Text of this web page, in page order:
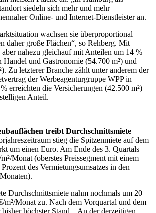
siedeln sich mehr und mehr
Online- und Internet-Dienstleister an.
wachsen sie überproportional
daher große Flächen“, so Rehberg. Mit
nahezu gleichauf mit Anteilen um 14 %
und Gastronomie (54.700 m²) und
Zu letzterer Branche zählt unter anderem der
der Werbeagenturgruppe WPP in
erreichten die Versicherungen (42.500 m²)
Anteil.
treibt Durchschnittsmiete
stieg die Spitzenmiete auf dem
um einen Euro. Am Ende des 3. Quartals
Monat (oberstes Preissegment mit einem
des Vermietungsumsatzes in den
Durchschnittsmiete nahm nochmals um 20
m²/Monat zu. Nach dem Vorquartal und dem